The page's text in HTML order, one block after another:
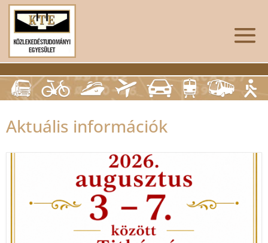
Aktuális információk